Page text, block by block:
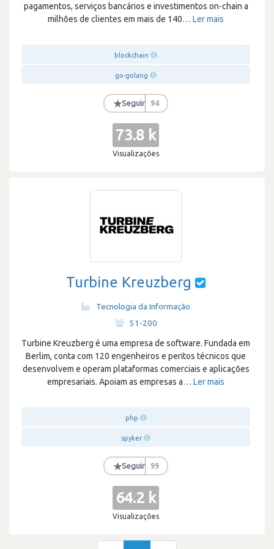
pagamentos, serviços bancários e investimentos on-chain a
milhões de clientes em mais de 140… Ler mais
blockchain
go-golang
★Seguir 94
73.8 k
Visualizações
Turbine Kreuzberg
Tecnologia da Informação
51-200
Turbine Kreuzberg é uma empresa de software. Fundada em
Berlim, conta com 120 engenheiros e peritos técnicos que
desenvolvem e operam plataformas comerciais e aplicações
empresariais. Apoiam as empresas a… Ler mais
php
spyker
★Seguir 99
64.2 k
Visualizações